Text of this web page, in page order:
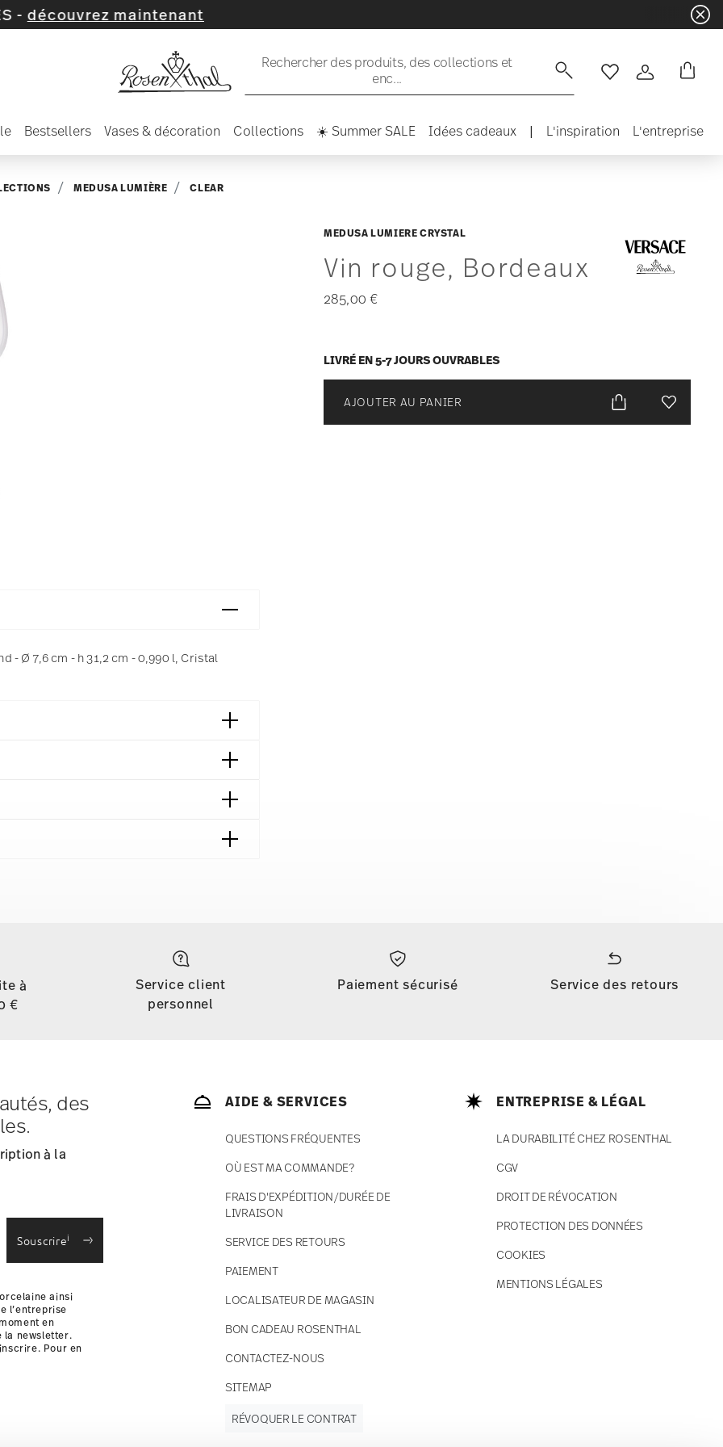
Rechercher des produits, des collections et
enc...
Liste de souhaits
Connexion
Bestsellers Vases & décoration Collections ☀️ Summer SALE Idées cadeaux | L'inspiration L'entreprise
MEDUSA LUMIERE CRYSTAL
Vin rouge, Bordeaux
285,00 €
LIVRÉ EN 5-7 JOURS OUVRABLES
AJOUTER AU PANIER Liste de
MEDUSA LUMIÈRE CLEAR
- Ø 7,6 cm - h 31,2 cm - 0,990 l, Cristal
à € 12,90 par commande./li>
stock.
avec UPS (livraison standard).
colis sera expédié.
à
€
Service client
personnel
Paiement sécurisé Service des retours
des
à la
Souscrirei
ainsi
l’entreprise
en
la newsletter.
Pour en
AIDE & SERVICES
QUESTIONS FRÉQUENTES
OÙ EST MA COMMANDE?
FRAIS D'EXPÉDITION/DURÉE DE
LIVRAISON
SERVICE DES RETOURS
PAIEMENT
LOCALISATEUR DE MAGASIN
BON CADEAU ROSENTHAL
CONTACTEZ-NOUS
SITEMAP
ENTREPRISE & LÉGAL
LA DURABILITÉ CHEZ ROSENTHAL
CGV
DROIT DE RÉVOCATION
PROTECTION DES DONNÉES
COOKIES
MENTIONS LÉGALES
RÉVOQUER LE CONTRAT